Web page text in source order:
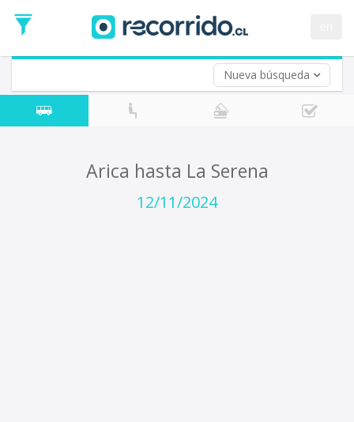
Nueva búsqueda
de
Ida
Vuelta (opcional)
Fecha
de
Arica hasta La Serena
12/11/2024